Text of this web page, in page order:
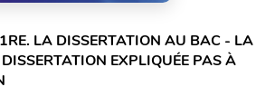
LA DISSERTATION AU BAC - LA
EXPLIQUÉE PAS À